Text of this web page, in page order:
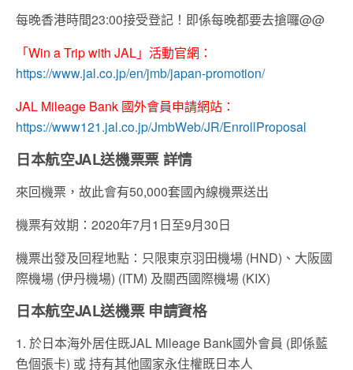
每晚香港時間23:00接受登記！即係每晚都要去搶囉@@
「Win a Trip with JAL」活動官網：
https://www.jal.co.jp/en/jmb/japan-promotion/
JAL Mileage Bank 國外會員申請網站：
https://www121.jal.co.jp/JmbWeb/JR/EnrollProposal
日本航空JAL送機票票 詳情
來回機票，故此會有50,000套國內線機票送出
機票有效期：2020年7月1日至9月30日
機票出發及回程地點：只限東京羽田機場 (HND)、大阪國
際機場 (伊丹機場) (ITM) 及關西國際機場 (KIX)
日本航空JAL送機票 申請資格
1. 於日本海外居住既JAL Mileage Bank國外會員 (即係藍
色個張卡) 或 持有其他國家永住權既日本人